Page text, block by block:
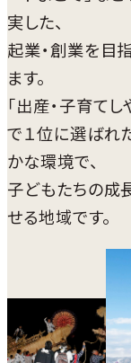
実した、
起業・創業を目
ます。
「出産・子育て
で１位に選ばれ
かな環境で、
子どもたちの成
せる地域です。